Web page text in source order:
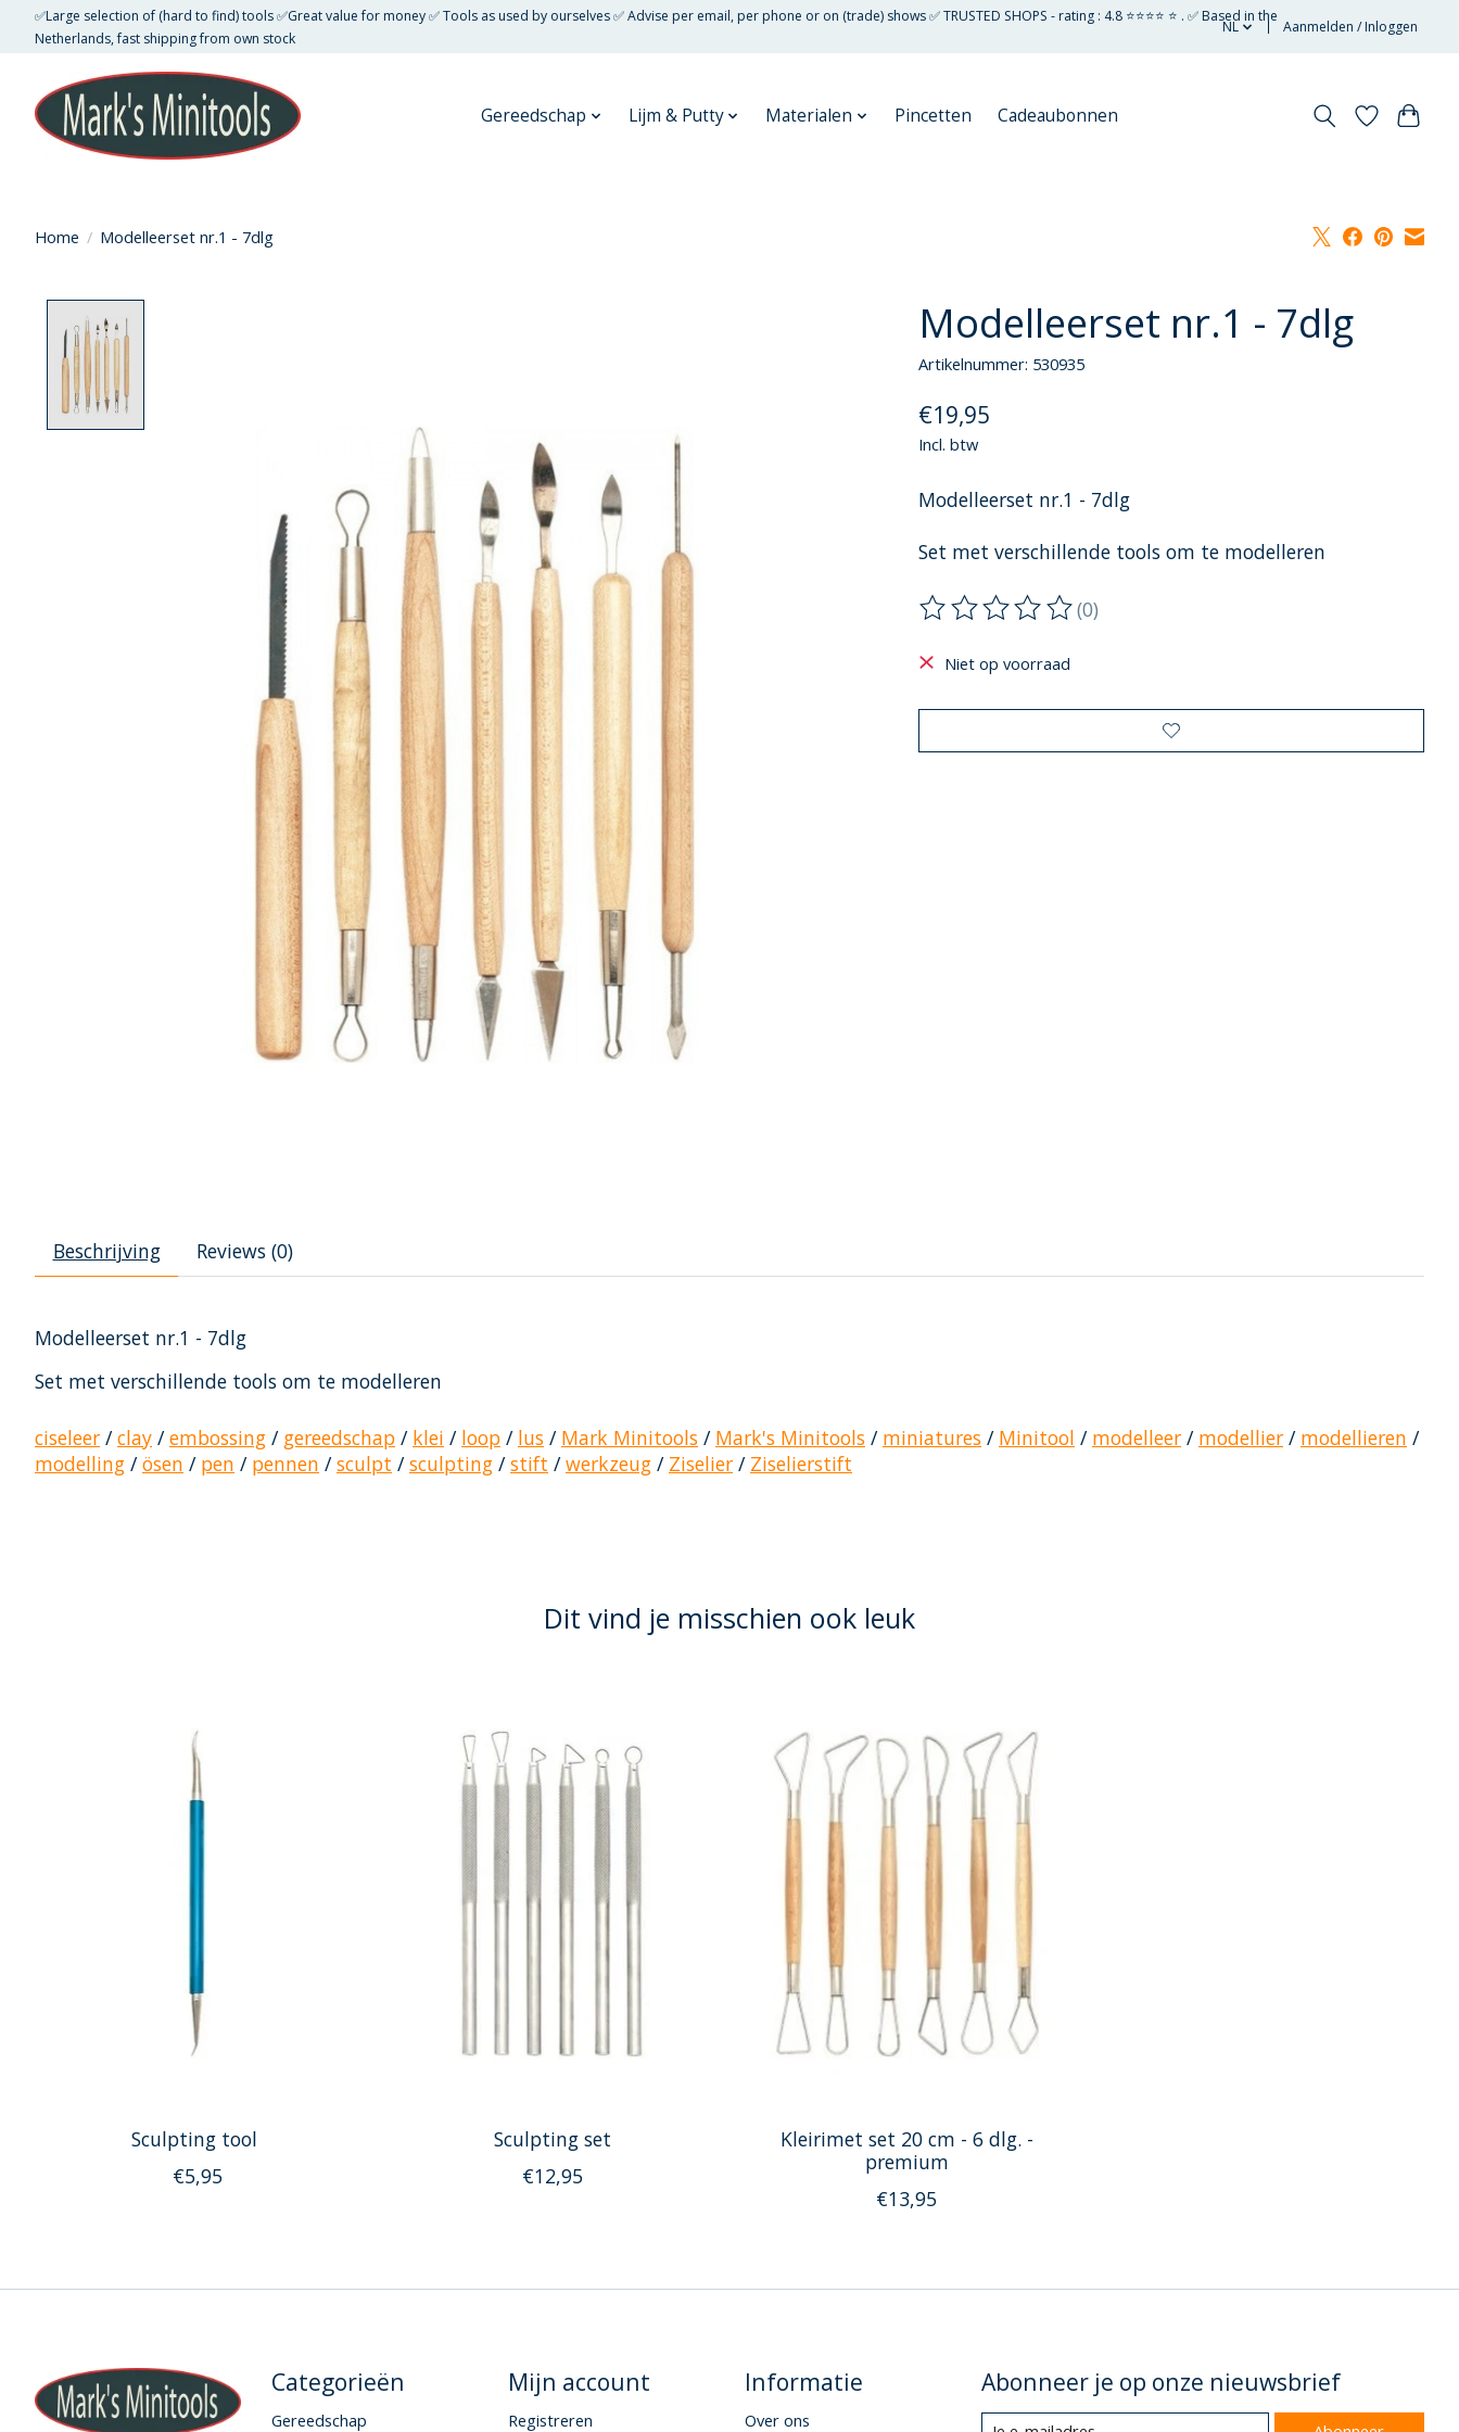
✅Large selection of (hard to find) tools ✅Great value for money ✅ Tools as used by ourselves ✅ Advise per email, per phone or on (trade) shows ✅ TRUSTED SHOPS - rating : 4.8 ⭐⭐⭐⭐ ⭐ . ✅ Based in the
Netherlands, fast shipping from own stock
NL Aanmelden / Inloggen
Gereedschap Lijm & Putty Materialen Pincetten Cadeaubonnen
Home / Modelleerset nr.1 - 7dlg
Modelleerset nr.1 - 7dlg
Artikelnummer: 530935
€19,95
Incl. btw
Modelleerset nr.1 - 7dlg
Set met verschillende tools om te modelleren
De beoordeling van dit product is
(0)
Niet op voorraad
Beschrijving Reviews (0)
Modelleerset nr.1 - 7dlg
Set met verschillende tools om te modelleren
ciseleer /clay /embossing / gereedschap / klei / loop / lus / Mark Minitools / Mark's Minitools / miniatures / Minitool / modelleer / modellier / modellieren /
modelling /ösen / pen / pennen /sculpt /sculpting /stift /werkzeug / Ziselier / Ziselierstift
Dit vind je misschien ook leuk
Sculpting tool
€5,95
Sculpting set
€12,95
Kleirimet set 20 cm - 6 dlg. -
premium
€13,95
Categorieën
Gereedschap
Mijn account
Registreren
Informatie
Over ons
Abonneer je op onze nieuwsbrief